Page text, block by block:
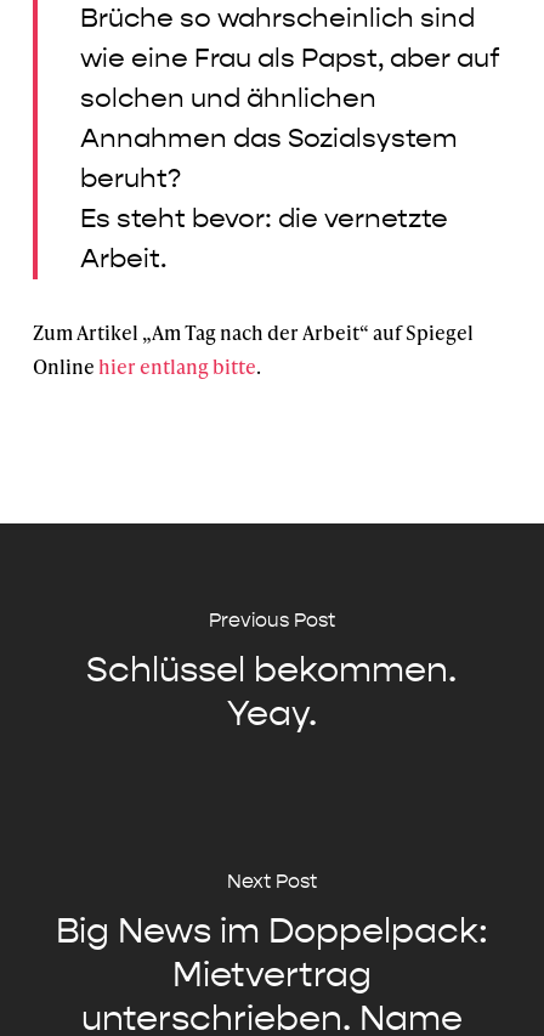
Brüche so wahrscheinlich sind
wie eine Frau als Papst, aber auf
solchen und ähnlichen
Annahmen das Sozialsystem
beruht?
Es steht bevor: die vernetzte
Arbeit.
Zum Artikel „Am Tag nach der Arbeit“ auf Spiegel
Online hier entlang bitte.
Previous Post
Schlüssel bekommen.
Yeay.
Next Post
Big News im Doppelpack:
Mietvertrag
unterschrieben. Name